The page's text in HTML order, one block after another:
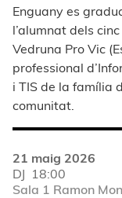
Enguany es
l’alumnat dels
Vedruna Pro Vic
professional
i TIS de la família
comunitat.
21 maig 2026
DJ 18:00
Sala 1 Ramon